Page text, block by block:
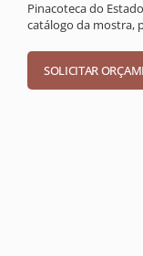
Pinacoteca do
catálogo da mostra,